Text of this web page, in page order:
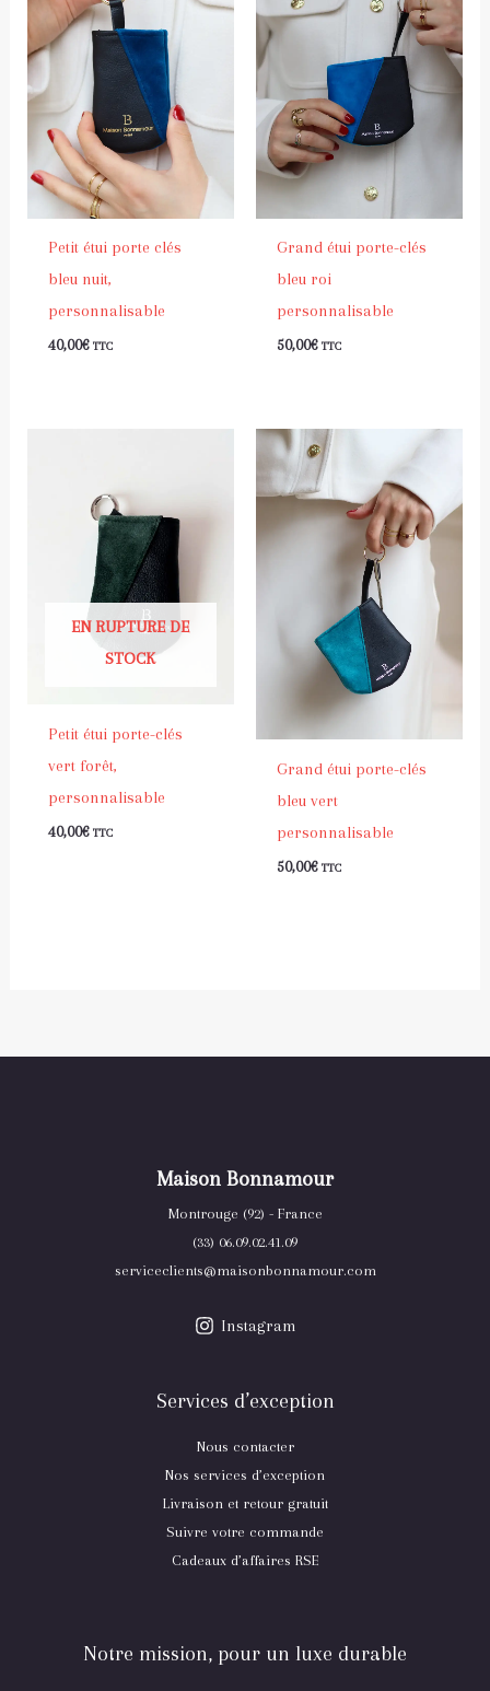
Petit étui porte clés
bleu nuit,
personnalisable
40,00€ TTC
Grand étui porte-clés
bleu roi
personnalisable
50,00€ TTC
EN RUPTURE DE
STOCK
Petit étui porte-clés
vert forêt,
personnalisable
40,00€ TTC
Grand étui porte-clés
bleu vert
personnalisable
50,00€ TTC
Maison Bonnamour
Montrouge (92) - France
(33) 06.09.02.41.09
serviceclients@maisonbonnamour.com
Instagram
Services d’exception
Nous contacter
Nos services d’exception
Livraison et retour gratuit
Suivre votre commande
Cadeaux d’affaires RSE
Notre mission, pour un luxe durable